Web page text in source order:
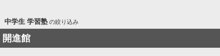
中学生 学習塾の絞り込み
開進館